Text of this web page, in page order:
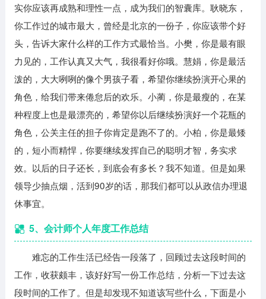
实你应该再成熟和理性一点，成为我们的智囊库。耿晓东，
你工作过的城市最大，曾经是北京的一份子，你应该带个好
头，告诉大家什么样的工作方式最恰当。小樊，你是最有眼
力见的，工作认真又大气，我很看好你哦。慧娟，你是最活
泼的，大大咧咧的像个男孩子看，希望你继续扮演开心果的
角色，给我们带来倦怠后的欢乐。小蔺，你是最瘦的，在某
种程度上也是最漂亮的，希望你以后继续扮演好一个花瓶的
角色，公关主任的担子你肯定是跑不了的。小柏，你是最矮
的，短小而精悍，你要继续发挥自己的聪明才智，务实求
效。以后的日子还长，到底会有多长？我不知道。但是如果
领导少抽点烟，活到90岁的话，那我们都可以从政信办理退
休事宜。
5、会计师个人年度工作总结
难忘的工作生活已经告一段落了，回顾过去这段时间的
工作，收获颇丰，该好好写一份工作总结，分析一下过去这
段时间的工作了。但是却发现不知道该写些什么，下面是小